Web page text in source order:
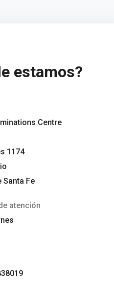
estamos?
Centre
1174
Santa Fe
atención